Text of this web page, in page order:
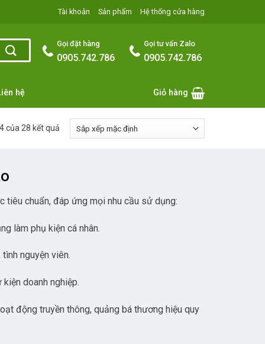
Tài khoản Sản phẩm Hệ thống cửa hàng
Gọi đặt hàng
0905.742.786
Gọi tư vấn Zalo
0905.742.786
hệ Giỏ hàng
của 28 kết quả
tiêu chuẩn, đáp ứng mọi nhu cầu sử dụng:
làm phụ kiện cá nhân.
nguyện viên.
doanh nghiệp.
động truyền thông, quảng bá thương hiệu quy